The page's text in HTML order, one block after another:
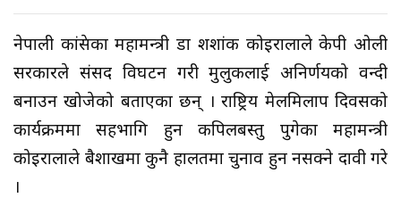
नेपाली कांग्रेसका महामन्त्री डा शशांक कोइरालाले केपी ओली
सरकारले संसद विघटन गरी मुलुकलाई अनिर्णयको वन्दी
बनाउन खोजेको बताएका छन् । राष्ट्रिय मेलमिलाप दिवसको
कार्यक्रममा सहभागि हुन कपिलबस्तु पुगेका महामन्त्री
कोइरालाले बैशाखमा कुनै हालतमा चुनाव हुन नसक्ने दावी गरे
।